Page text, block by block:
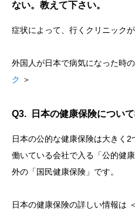
ない。教えて下さい。
症状によって、行くクリニックが
外国人が日本で病気になった時
ク ＞
Q3. 日本の健康保険について
日本の公的な健康保険は大きく2
働いている会社で入る「公的健
外の「国民健康保険」です。
日本の健康保険の詳しい情報は ＜